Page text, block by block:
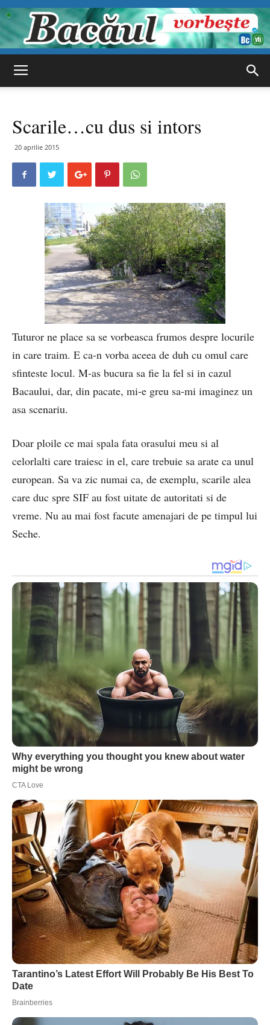
vorbește
Scarile…cu dus si intors
20 aprilie 2015
Tuturor ne place sa se vorbeasca frumos despre locurile
in care traim. E ca-n vorba aceea de duh cu omul care
sfinteste locul. M-as bucura sa fie la fel si in cazul
Bacaului, dar, din pacate, mi-e greu sa-mi imaginez un
asa scenariu.
Doar ploile ce mai spala fata orasului meu si al
celorlalti care traiesc in el, care trebuie sa arate ca unul
european. Sa va zic numai ca, de exemplu, scarile alea
care duc spre SIF au fost uitate de autoritati si de
vreme. Nu au mai fost facute amenajari de pe timpul lui
Seche.